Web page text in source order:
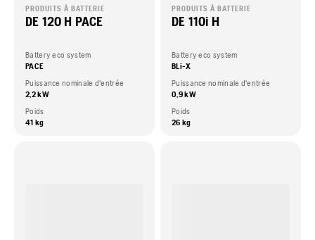
PRODUITS À BATTERIE
DE 120 H PACE
Battery eco system
PACE
Puissance nominale d'entrée
2,2 kW
Poids
41 kg
PRODUITS À BATTERIE
DE 110i H
Battery eco system
BLi-X
Puissance nominale d'entrée
0,9 kW
Poids
26 kg